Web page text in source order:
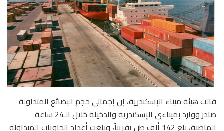
قالت هيئة ميناء الإسكندرية، إن إجمالى حجم البضائع المتداولة
صادر ووارد بميناءى الإسكندرية والدخيلة خلال الـ24 ساعة
الماضية، بلغ 142 ألف طن تقريباً، وبلغت أعداد الحاويات المتداولة